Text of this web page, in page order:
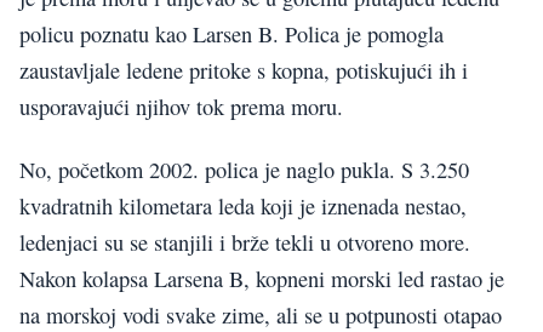
policu poznatu kao Larsen B. Polica je pomogla
zaustavljale ledene pritoke s kopna, potiskujući ih i
usporavajući njihov tok prema moru.
No, početkom 2002. polica je naglo pukla. S 3.250
kvadratnih kilometara leda koji je iznenada nestao,
ledenjaci su se stanjili i brže tekli u otvoreno more.
Nakon kolapsa Larsena B, kopneni morski led rastao je
na morskoj vodi svake zime, ali se u potpunosti otapao